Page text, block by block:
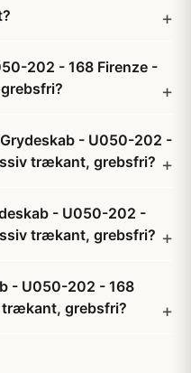
202 - 168 Firenze -
- U050-202 -
trækant, grebsfri?
- U050-202 -
trækant, grebsfri?
- U050-202 - 168
trækant, grebsfri?